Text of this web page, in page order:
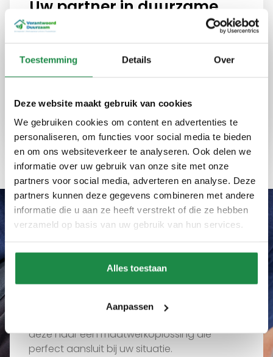
Toestemming Details Over
Deze website maakt gebruik van cookies
We gebruiken cookies om content en advertenties te
personaliseren, om functies voor social media te bieden
en om ons websiteverkeer te analyseren. Ook delen we
informatie over uw gebruik van onze site met onze
partners voor social media, adverteren en analyse. Deze
partners kunnen deze gegevens combineren met andere
informatie die u aan ze heeft verstrekt of die ze hebben
verzameld op basis van uw gebruik van hun services.
Alles toestaan
Aanpassen
Uw partner in duurzame
energie in Apeldoorn
en installaties die uw energieverbruik
optimaliseren en kosten verlagen. Onze
een focus op kwaliteit en efficiëntie.
Expertise Kwaliteit Ervaring
Waarom zonnepanelen
installateur in Apeldoorn via
deze naar een maatwerkoplossing die
perfect aansluit bij uw situatie.